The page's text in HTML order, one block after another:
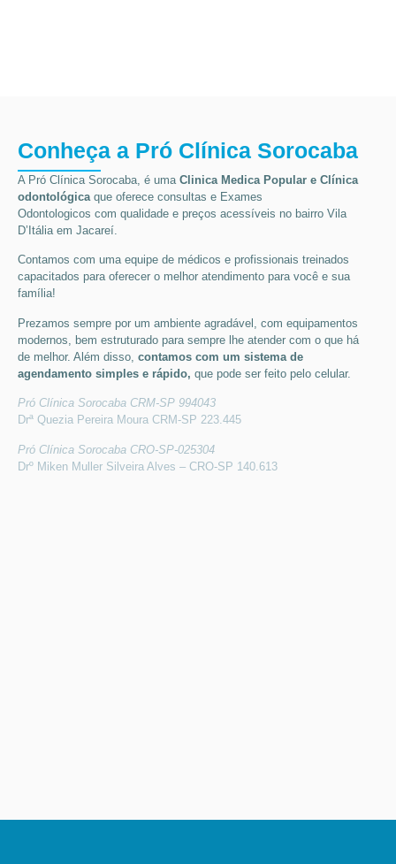
Conheça a Pró Clínica Sorocaba
A Pró Clínica Sorocaba, é uma Clinica Medica Popular e Clínica
odontológicaque oferece consultas e Exames
Odontologicos com qualidade e preços acessíveis no bairro Vila
D’Itália em Jacareí.
Contamos com uma equipe de médicos e profissionais treinados
capacitados para oferecer o melhor atendimento para você e sua
família!
Prezamos sempre por um ambiente agradável, com equipamentos
modernos, bem estruturado para sempre lhe atender com o que há
de melhor. Além disso, contamos com um sistema de
agendamento simples e rápido, que pode ser feito pelo celular.
Pró Clínica Sorocaba CRM-SP 994043
Drª Quezia Pereira Moura CRM-SP 223.445
Pró Clínica Sorocaba CRO-SP-025304
Drº Miken Muller Silveira Alves – CRO-SP 140.613